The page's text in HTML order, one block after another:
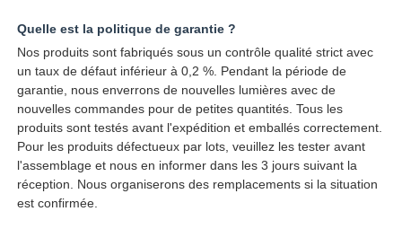
Quelle est la politique de garantie ?
Nos produits sont fabriqués sous un contrôle qualité strict avec
un taux de défaut inférieur à 0,2 %. Pendant la période de
garantie, nous enverrons de nouvelles lumières avec de
nouvelles commandes pour de petites quantités. Tous les
produits sont testés avant l'expédition et emballés correctement.
Pour les produits défectueux par lots, veuillez les tester avant
l'assemblage et nous en informer dans les 3 jours suivant la
réception. Nous organiserons des remplacements si la situation
est confirmée.